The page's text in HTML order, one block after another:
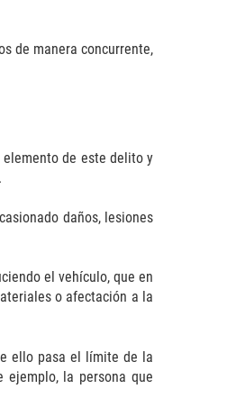
de manera concurrente,
de este delito y
daños, lesiones
el vehículo, que en
o afectación a la
ello pasa el límite de la
la persona que